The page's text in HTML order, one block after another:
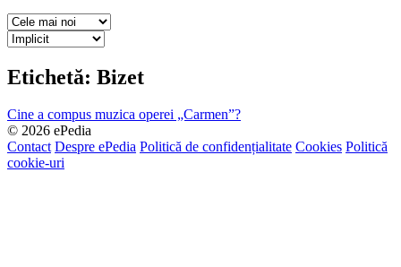
Etichetă: Bizet
Cine a compus muzica operei „Carmen”?
© 2026 ePedia
Contact Despre ePedia Politică de confidențialitate Cookies Politică
cookie-uri